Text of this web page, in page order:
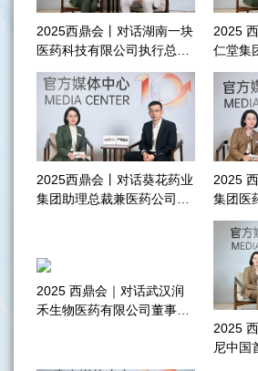
2025西鼎会丨对话湖南一块
医药科技有限公司执行总裁
欧阳鹏
2025
仁堂集
市场规
2025西鼎会丨对话葵花药业
集团助理总裁兼医药公司总
2025
集团医
伟
2025 西鼎会｜对话武汉润
禾生物医药有限公司董事长
2025
尼中国